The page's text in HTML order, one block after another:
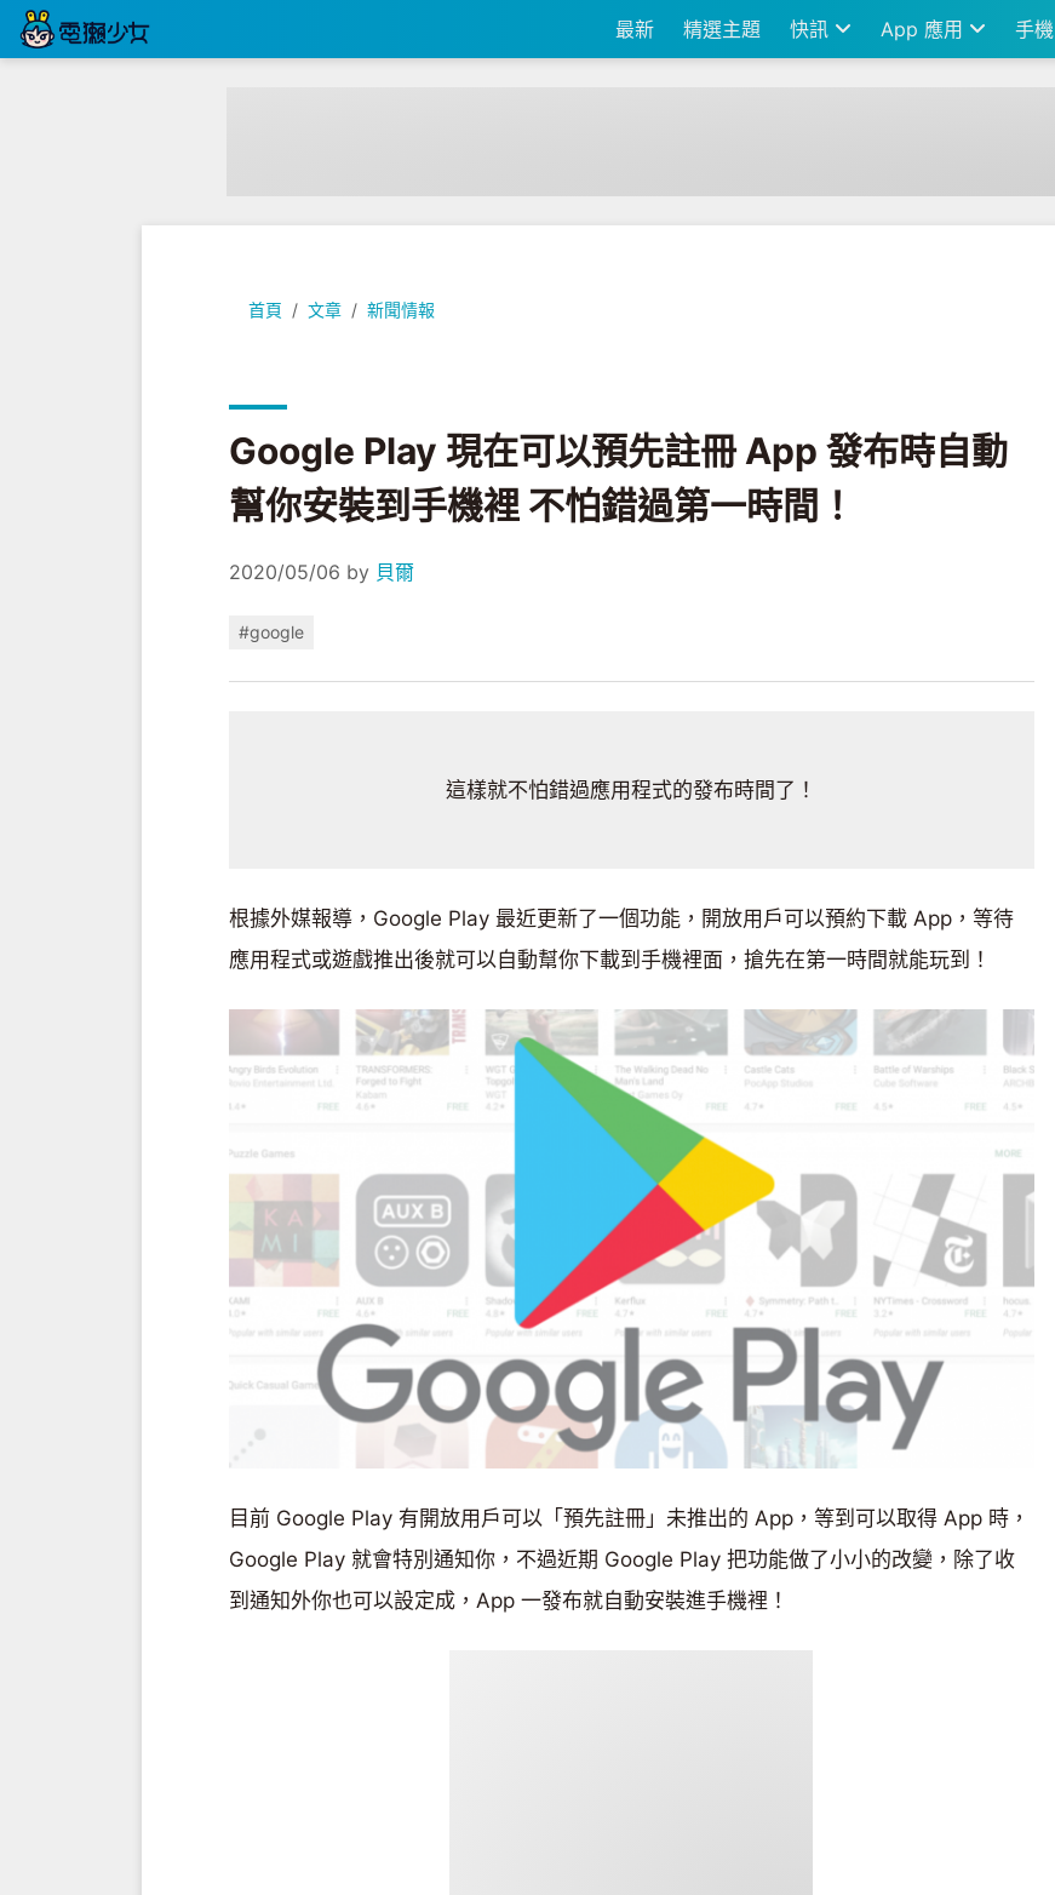
最新 精選主題 快訊 App 應用 手機
首頁 文章 新聞情報
Google Play 現在可以預先註冊 App 發布時自動幫你安裝到手機裡 不怕錯過第一時間！
Google Play 現在可以預先註冊 App 發布時自動
幫你安裝到手機裡 不怕錯過第一時間！
2020/05/06 by 貝爾
#google
這樣就不怕錯過應用程式的發布時間了！
根據外媒報導，Google Play 最近更新了一個功能，開放用戶可以預約下載 App，等待
應用程式或遊戲推出後就可以自動幫你下載到手機裡面，搶先在第一時間就能玩到！
目前 Google Play 有開放用戶可以「預先註冊」未推出的 App，等到可以取得 App 時，
Google Play 就會特別通知你，不過近期 Google Play 把功能做了小小的改變，除了收
到通知外你也可以設定成，App 一發布就自動安裝進手機裡！